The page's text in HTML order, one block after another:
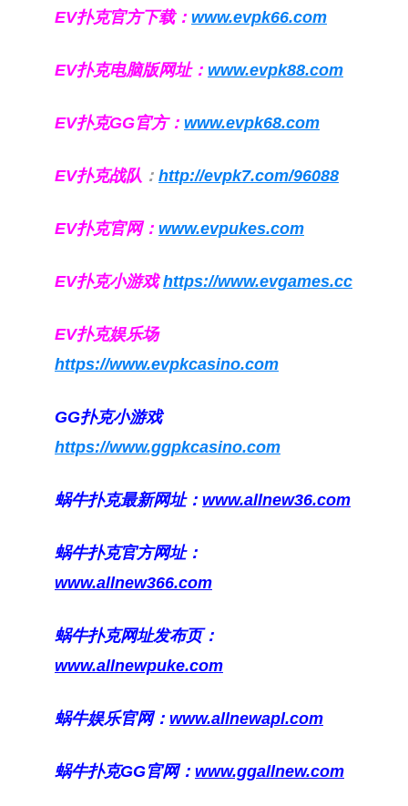
EV扑克官方下载： www.evpk66.com
EV扑克电脑版网址： www.evpk88.com
EV扑克GG官方： www.evpk68.com
EV扑克战队 ： http://evpk7.com/96088
EV扑克官网： www.evpukes.com
EV扑克小游戏https://www.evgames.cc
EV扑克娱乐场
https://www.evpkcasino.com
GG扑克小游戏
https://www.ggpkcasino.com
蜗牛扑克最新网址： www.allnew36.com
蜗牛扑克官方网址：
www.allnew366.com
蜗牛扑克网址发布页：
www.allnewpuke.com
蜗牛娱乐官网： www.allnewapl.com
蜗牛扑克GG官网： www.ggallnew.com